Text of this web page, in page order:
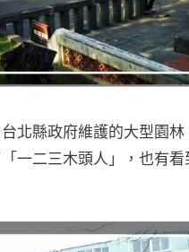
北縣政府維護的大型園
一二三木頭人」，也有